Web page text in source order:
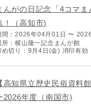
んがの日記念「4コマ
！（高知市)
間：2026年04月01日 〜
所：横山隆一記念まんが館
め切り：9月4日(金) 消印有効
【高知県立歴史民俗資料
2026年度（南国市)